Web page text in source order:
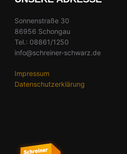
Sonnenstraße 30
86956 Schongau
Tel.: 08861/1250
info@schreiner-schwarz.de
Impressum
Datenschutzerklärung